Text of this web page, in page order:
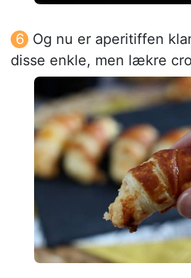
Og nu er aperitiffen
disse enkle, men lækre